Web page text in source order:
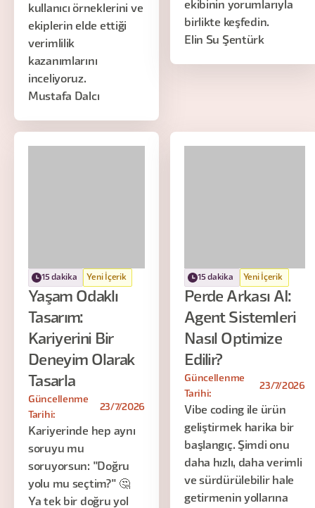
kullanıcı örneklerini ve
ekiplerin elde ettiği
verimlilik
kazanımlarını
inceliyoruz.
Mustafa Dalcı
ekibinin yorumlarıyla
birlikte keşfedin.
Elin Su Şentürk
15 dakika Yeni İçerik
Yaşam Odaklı
Tasarım:
Kariyerini Bir
Deneyim Olarak
Tasarla
Güncellenme
Tarihi:
23/7/2026
Kariyerinde hep aynı
soruyu mu
soruyorsun: "Doğru
yolu mu seçtim?" 🤔
Ya tek bir doğru yol
15 dakika Yeni İçerik
Perde Arkası AI:
Agent Sistemleri
Nasıl Optimize
Edilir?
Güncellenme
Tarihi:
23/7/2026
Vibe coding ile ürün
geliştirmek harika bir
başlangıç. Şimdi onu
daha hızlı, daha verimli
ve sürdürülebilir hale
getirmenin yollarına